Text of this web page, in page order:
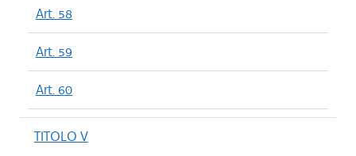
Art. 58
Art. 59
Art. 60
TITOLO V